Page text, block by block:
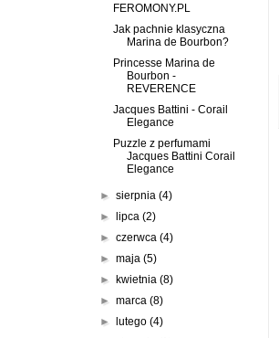
FEROMONY.PL
Jak pachnie klasyczna
Marina de Bourbon?
Princesse Marina de
Bourbon -
REVERENCE
Jacques Battini - Corail
Elegance
Puzzle z perfumami
Jacques Battini Corail
Elegance
► sierpnia (4)
► lipca (2)
► czerwca (4)
► maja (5)
► kwietnia (8)
► marca (8)
► lutego (4)